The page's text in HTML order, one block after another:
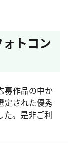
トコン
募作品の中か
定された優秀
た。是非ご利